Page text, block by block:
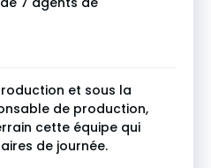
et sous la
de production,
cette équipe qui
de journée.